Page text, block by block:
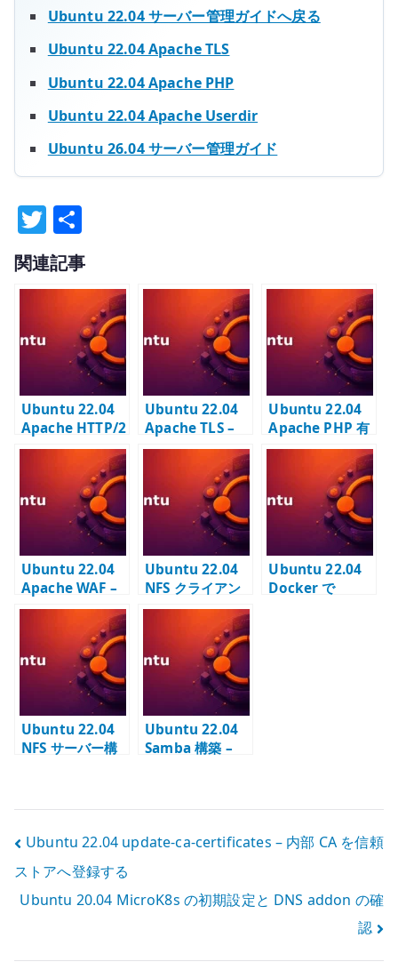
Ubuntu 22.04 サーバー管理ガイドへ戻る
Ubuntu 22.04 Apache TLS
Ubuntu 22.04 Apache PHP
Ubuntu 22.04 Apache Userdir
Ubuntu 26.04 サーバー管理ガイド
T
w
it
r
有
関連記事
Ubuntu 22.04
Apache HTTP/2
有効化 – TLS
VirtualHost で
h2 を使う
Ubuntu 22.04
Apache TLS –
内部 CA 証明書
で HTTPS を有効
Ubuntu 22.04
Apache PHP 有
効化 –
libapache2-
mod-php の設
定と確認
Ubuntu 22.04
Apache WAF –
ModSecurity と
OWASP CRS の
導入と誤検知調
整
Ubuntu 22.04
NFS クライアン
ト設定 – mount
と fstab の基本
Ubuntu 22.04
Docker で
Ubuntu 22.04
NFS サーバー構
Ubuntu 22.04
Samba 構築 –
投
稿
ナ
ビ
Ubuntu 22.04 update-ca-certificates – 内部 CA を信頼
ストアへ登録する
Ubuntu 20.04 MicroK8s の初期設定と DNS addon の確
認